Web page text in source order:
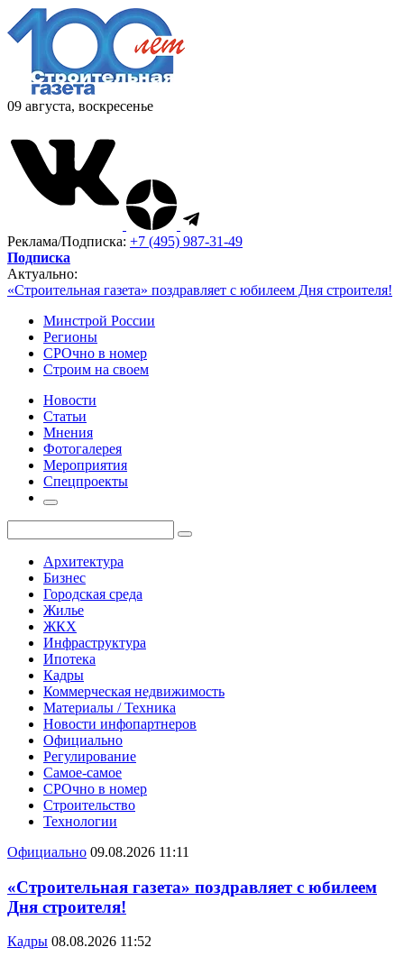
09 августа, воскресенье
Реклама/Подписка: +7 (495) 987-31-49
Подписка
Актуально:
«Строительная газета» поздравляет с юбилеем Дня строителя!
Минстрой России
Регионы
СРОчно в номер
Строим на своем
Новости
Статьи
Мнения
Фотогалерея
Мероприятия
Спецпроекты
Архитектура
Бизнес
Городская среда
Жилье
ЖКХ
Инфраструктура
Ипотека
Кадры
Коммерческая недвижимость
Материалы / Техника
Новости инфопартнеров
Официально
Регулирование
Самое-самое
СРОчно в номер
Строительство
Технологии
Официально 09.08.2026 11:11
«Строительная газета» поздравляет с юбилеем
Дня строителя!
Кадры 08.08.2026 11:52